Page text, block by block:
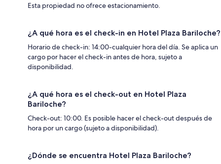
Esta propiedad no ofrece estacionamiento.
¿A qué hora es el check-in en Hotel Plaza Bariloche?
Horario de check-in: 14:00-cualquier hora del día. Se aplica un
cargo por hacer el check-in antes de hora, sujeto a
disponibilidad.
¿A qué hora es el check-out en Hotel Plaza
Bariloche?
Check-out: 10:00. Es posible hacer el check-out después de
hora por un cargo (sujeto a disponibilidad).
¿Dónde se encuentra Hotel Plaza Bariloche?